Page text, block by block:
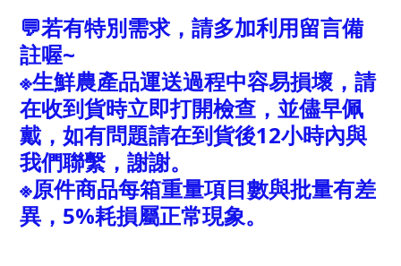
💬若有特別需求，請多加利用留言備
註喔~
※生鮮農產品運送過程中容易損壞，請
在收到貨時立即打開檢查，並儘早佩
戴，如有問題請在到貨後12小時內與
我們聯繫，謝謝。
※原件商品每箱重量項目數與批量有差
異，5%耗損屬正常現象。